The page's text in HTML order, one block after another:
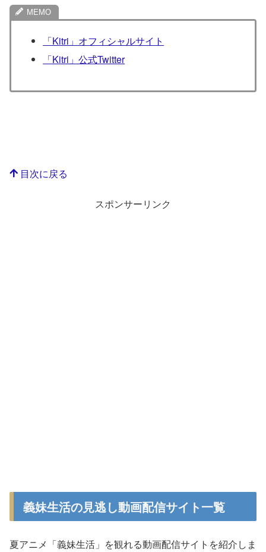
「Kitri」オフィシャルサイト
「Kitri」公式Twitter
目次に戻る
スポンサーリンク
義妹生活の見逃し動画配信サイト一覧
夏アニメ「義妹生活」を観れる動画配信サイトを紹介しま